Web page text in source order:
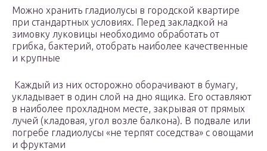
Можно хранить гладиолусы в городской квартире
при стандартных условиях. Перед закладкой на
зимовку луковицы необходимо обработать от
грибка, бактерий, отобрать наиболее качественные
и крупные
Каждый из них осторожно оборачивают в бумагу,
укладывает в один слой на дно ящика. Его оставляют
в наиболее прохладном месте, закрывая от прямых
лучей (кладовая, угол возле балкона). В подвале или
погребе гладиолусы «не терпят соседства» с овощами
и фруктами